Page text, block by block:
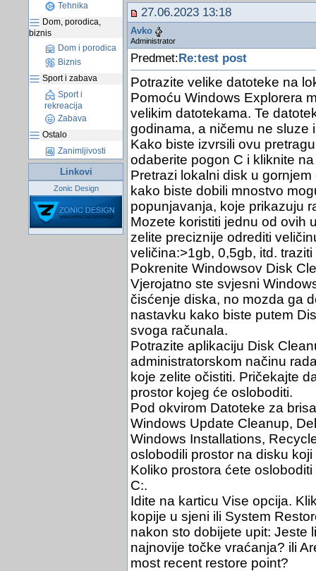
Tehnika
Dom, porodica,
biznis
Dom i porodica
Biznis
Sport i zabava
Sport i
rekreacija
Zabava
Ostalo
Zanimljivosti
Linkovi
Zonic Design
27.06.2023 13:18
Avko
Administrator
Predmet:Re:test post
Potrazite velike datoteke na
Pomoću Windows Explorera
velikim datotekama. Te
godinama, a ničemu ne sluze
Kako biste izvrsili ovu
odaberite pogon C i kliknite
Pretrazi lokalni disk u
kako biste dobili mnostvo
popunjavanja, koje prikazuju
Mozete koristiti jednu od ovih
zelite preciznije odrediti
veličina:>1gb, 0,5gb, itd.
Pokrenite Windowsov Disk
Vjerojatno ste svjesni
čisćenje diska, no mozda ga
nastavku kako biste putem
svoga računala.
Potrazite aplikaciju Disk
administratorskom načinu
koje zelite očistiti. Pričekajte
prostor kojeg će osloboditi.
Pod okvirom Datoteke za
Windows Update Cleanup,
Windows Installations,
oslobodili prostor na disku
Koliko prostora ćete
C:.
Idite na karticu Vise opcija.
kopije u sjeni ili System
nakon sto dobijete upit: Jeste
najnovije točke vraćanja? ili
most recent restore point?